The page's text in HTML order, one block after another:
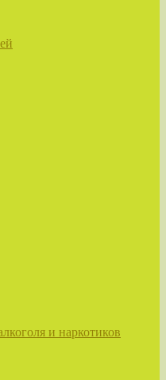
и наркотиков